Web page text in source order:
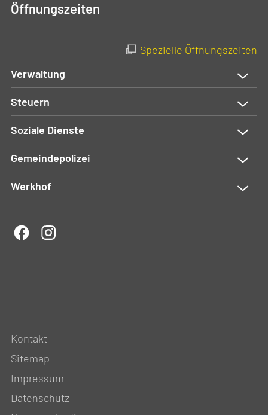
Öffnungszeiten
Spezielle Öffnungszeiten
Verwaltung
Steuern
Soziale Dienste
Gemeindepolizei
Werkhof
Kontakt
Sitemap
Impressum
Datenschutz